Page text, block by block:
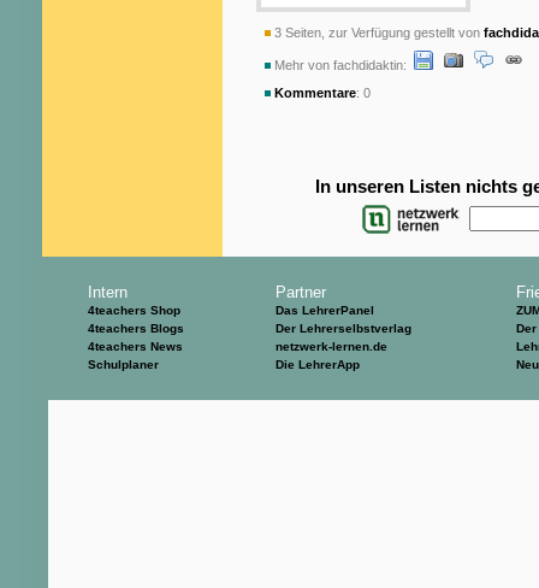
3 Seiten, zur Verfügung gestellt von
Mehr von fachdidaktin:
Kommentare: 0
In unseren Listen nichts
Intern
4teachers Shop
4teachers Blogs
4teachers News
Schulplaner
Partner
Das LehrerPanel
Der Lehrerselbstverlag
netzwerk-lernen.de
Die LehrerApp